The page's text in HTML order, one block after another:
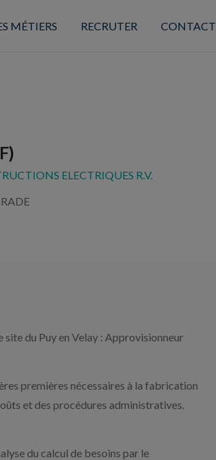
MÉTIERS RECRUTER CONTACT
ELECTRIQUES R.V.
du Puy en Velay : Approvisionneur
premières nécessaires à la fabrication
et des procédures administratives.
du calcul de besoins par le